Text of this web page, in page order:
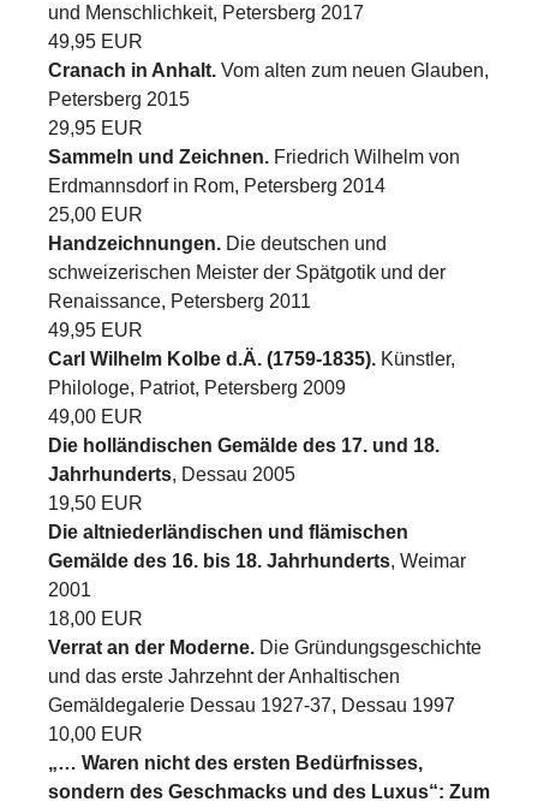
und Menschlichkeit, Petersberg 2017
49,95 EUR
Cranach in Anhalt. Vom alten zum neuen Glauben,
Petersberg 2015
29,95 EUR
Sammeln und Zeichnen. Friedrich Wilhelm von
Erdmannsdorf in Rom, Petersberg 2014
25,00 EUR
Handzeichnungen. Die deutschen und
schweizerischen Meister der Spätgotik und der
Renaissance, Petersberg 2011
49,95 EUR
Carl Wilhelm Kolbe d.Ä. (1759-1835). Künstler,
Philologe, Patriot, Petersberg 2009
49,00 EUR
Die holländischen Gemälde des 17. und 18.
Jahrhunderts, Dessau 2005
19,50 EUR
Die altniederländischen und flämischen
Gemälde des 16. bis 18. Jahrhunderts, Weimar
2001
18,00 EUR
Verrat an der Moderne. Die Gründungsgeschichte
und das erste Jahrzehnt der Anhaltischen
Gemäldegalerie Dessau 1927-37, Dessau 1997
10,00 EUR
„… Waren nicht des ersten Bedürfnisses,
sondern des Geschmacks und des Luxus“: Zum